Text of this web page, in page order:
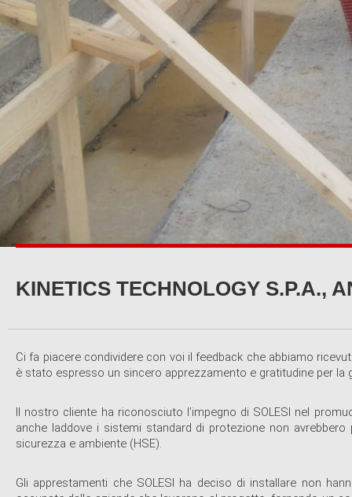
KINETICS TECHNOLOGY S.P.A.,
Ci fa piacere condividere con voi il feedback che abbiamo
è stato espresso un sincero apprezzamento e gratitudine per la
Il nostro cliente ha riconosciuto l’impegno di SOLESI nel
anche laddove i sistemi standard di protezione non
sicurezza e ambiente (HSE).
Gli apprestamenti che SOLESI ha deciso di installare non